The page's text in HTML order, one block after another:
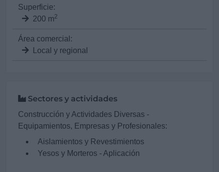
Superficie:
200 m2
Área comercial:
Local y regional
Sectores y actividades
Construcción y Actividades Diversas -
Equipamientos, Empresas y Profesionales:
Aislamientos y Revestimientos
Yesos y Morteros - Aplicación